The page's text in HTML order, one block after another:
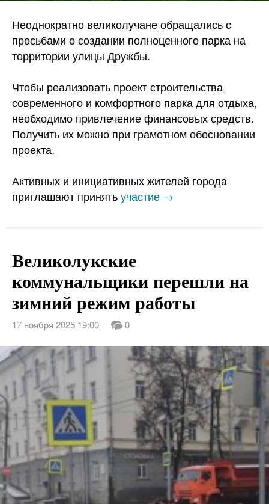
Неоднократно великолучане обращались с
просьбами о создании полноценного парка на
территории улицы Дружбы.
Чтобы реализовать проект строительства
современного и комфортного парка для отдыха,
необходимо привлечение финансовых средств.
Получить их можно при грамотном обосновании
проекта.
Активных и инициативных жителей города
приглашают принятьучастие →
Великолукские
коммунальщики перешли на
зимний режим работы
17 ноября 2025 19:00 0